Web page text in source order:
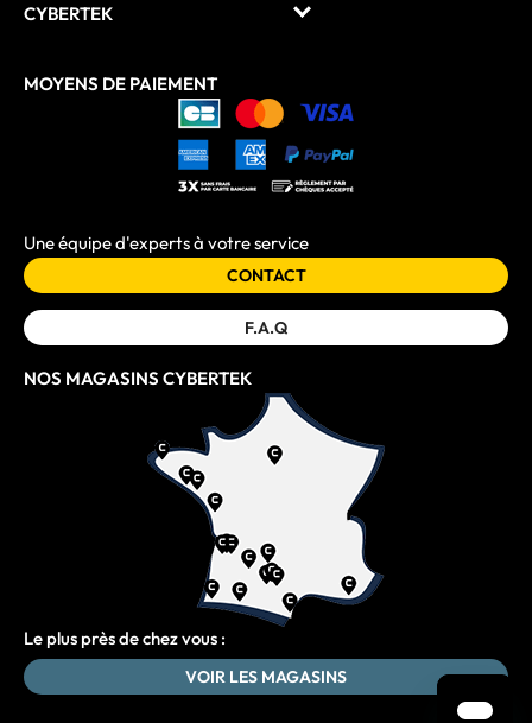
CYBERTEK
MOYENS DE PAIEMENT
Une équipe d'experts à votre service
CONTACT
F.A.Q
NOS MAGASINS CYBERTEK
Le plus près de chez vous :
VOIR LES MAGASINS